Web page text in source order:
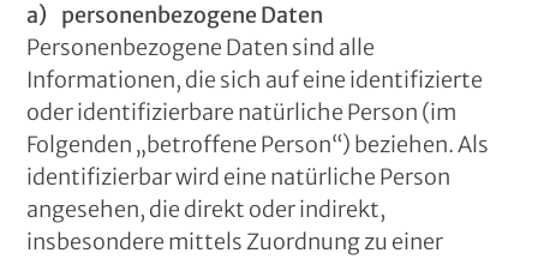
a) personenbezogene Daten
Personenbezogene Daten sind alle
Informationen, die sich auf eine identifizierte
oder identifizierbare natürliche Person (im
Folgenden „betroffene Person“) beziehen. Als
identifizierbar wird eine natürliche Person
angesehen, die direkt oder indirekt,
insbesondere mittels Zuordnung zu einer